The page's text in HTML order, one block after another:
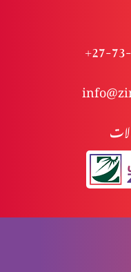
2)
1)
(حصہ 2)
+27-